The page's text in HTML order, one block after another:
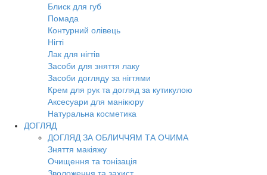
Блиск для губ
Помада
Контурний олівець
Нігті
Лак для нігтів
Засоби для зняття лаку
Засоби догляду за нігтями
Крем для рук та догляд за кутикулою
Аксесуари для манікюру
Натуральна косметика
ДОГЛЯД
ДОГЛЯД ЗА ОБЛИЧЧЯМ ТА ОЧИМА
Зняття макіяжу
Очищення та тонізація